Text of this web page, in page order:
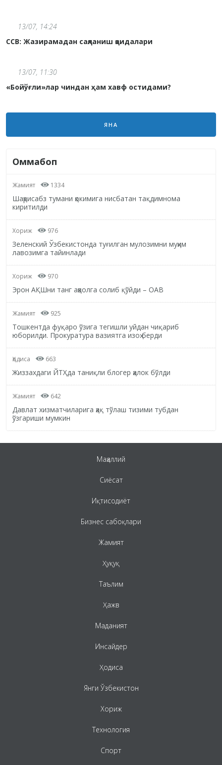
13/07, 14:24
CCВ: Жазирамадан сақланиш қоидалари
13/07, 11:30
«Бойўғли»лар чиндан ҳам хавф остидами?
ЯНА
Оммабоп
Жамият 1334
Шаҳрисабз тумани ҳокимига нисбатан тақдимнома
киритилди
Хориж 976
Зеленский Ўзбекистонда туғилган мулозимни муҳим
лавозимга тайинлади
Хориж 970
Эрон АҚШни танг аҳволга солиб қўйди – ОАВ
Жамият 925
Тошкентда фуқаро ўзига тегишли уйдан чиқариб
юборилди. Прокуратура вазиятга изоҳ берди
Ҳодиса 663
Жиззахдаги ЙТҲда таниқли блогер ҳалок бўлди
Жамият 642
Давлат хизматчиларига ҳақ тўлаш тизими тубдан
ўзгариши мумкин
Маҳаллий
Сиёсат
Иқтисодиёт
Бизнес сабоқлари
Жамият
Ҳуқуқ
Таълим
Ҳажв
Маданият
Инсайдер
Ҳодиса
Янги Ўзбекистон
Хориж
Технология
Спорт